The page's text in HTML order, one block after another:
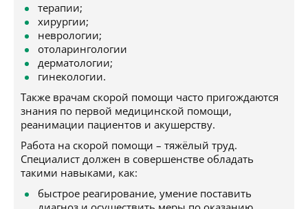
терапии;
хирургии;
неврологии;
отоларингологии
дерматологии;
гинекологии.
Также врачам скорой помощи часто пригождаются
знания по первой медицинской помощи,
реанимации пациентов и акушерству.
Работа на скорой помощи – тяжёлый труд.
Специалист должен в совершенстве обладать
такими навыками, как:
быстрое реагирование, умение поставить